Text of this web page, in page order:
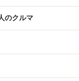
のクルマ